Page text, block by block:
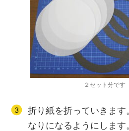
２セット分です
折り紙を折っていきま
なりになるようにします。